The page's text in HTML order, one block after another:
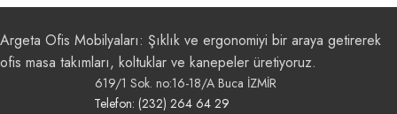
Argeta Ofis Mobilyaları: Şıklık ve ergonomiyi bir araya getirerek
ofis masa takımları, koltuklar ve kanepeler üretiyoruz.
619/1 Sok. no:16-18/A Buca İZMİR
Telefon: (232) 264 64 29